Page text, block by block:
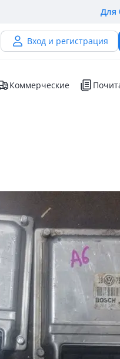
Для
Вход и регистрация
Коммерческие